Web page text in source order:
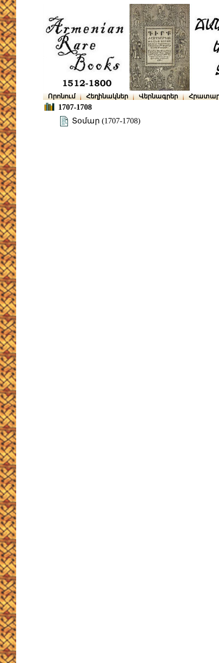
Որոնում Հեղինակներ Վերնագրեր
1707-1708
Տօմար (1707-1708)